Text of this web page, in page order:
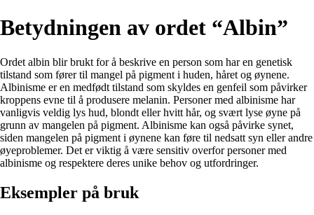
Betydningen av ordet “Albin”
Ordet albin blir brukt for å beskrive en person som har en genetisk
tilstand som fører til mangel på pigment i huden, håret og øynene.
Albinisme er en medfødt tilstand som skyldes en genfeil som påvirker
kroppens evne til å produsere melanin. Personer med albinisme har
vanligvis veldig lys hud, blondt eller hvitt hår, og svært lyse øyne på
grunn av mangelen på pigment. Albinisme kan også påvirke synet,
siden mangelen på pigment i øynene kan føre til nedsatt syn eller andre
øyeproblemer. Det er viktig å være sensitiv overfor personer med
albinisme og respektere deres unike behov og utfordringer.
Eksempler på bruk